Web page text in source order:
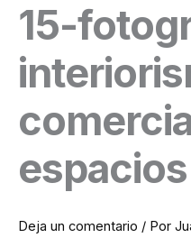
15-
espacios
Deja un comentario / Por